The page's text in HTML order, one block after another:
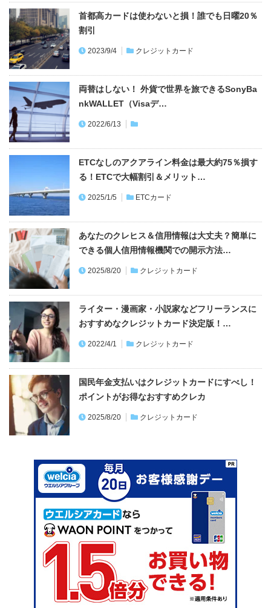
首都高カードは使わないと損！誰でも日曜20％
割引
2023/9/4 クレジットカード
両替はしない！ 外貨で世界を旅できるSonyBa
nkWALLET（Visaデ…
2022/6/13
ETCなしのアクアライン料金は最大約75％損す
る！ETCで大幅割引＆メリット…
2025/1/5 ETCカード
あなたのクレヒス＆信用情報は大丈夫？簡単に
できる個人信用情報機関での開示方法…
2025/8/20 クレジットカード
ライター・漫画家・小説家などフリーランスに
おすすめなクレジットカード決定版！…
2022/4/1 クレジットカード
国民年金支払いはクレジットカードにすべし！
ポイントがお得なおすすめクレカ
2025/8/20 クレジットカード